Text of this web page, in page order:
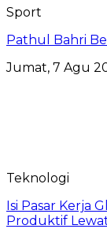
Sport
Pathul Bahri
Jumat, 7 Agu
Teknologi
​Isi Pasar Kerja
Produktif